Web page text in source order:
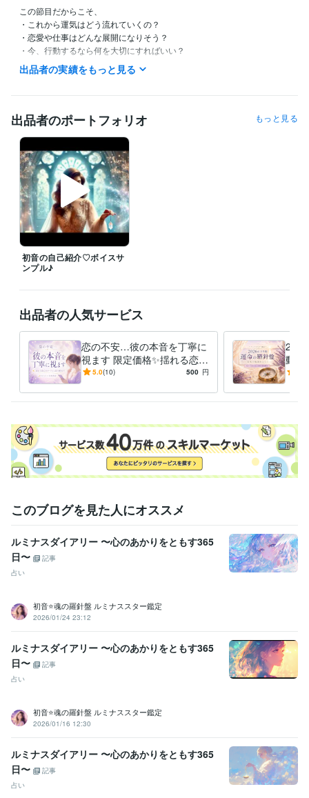
この節目だからこそ、
・これから運気はどう流れていくの？
・恋愛や仕事はどんな展開になりそう？
・今、行動するなら何を大切にすればいい？
七夕の特別なエネルギーを味方につけてらあなたらしい未来への一歩を
✧ 待機・ご相談につきまして
この時間に相談できますか？
待機予定を知りたいです
などございましたら、
お気軽にメッセージくださいね✨
深夜帯は直接お電話いただく方がスムーズです✨
✧ テキスト鑑定は随時受付中 ✧
24時間いつでもご依頼いただけます。
ご返信までお時間をいただく場合もございますが、
いただいたメッセージはすべて大切に拝見しております。安心してお問
い合わせください✨
これまでご縁をいただき、
ココナラプラチナランク12ヶ月連続キープを経験させていただきまし
た。
タロットと心をつなぐ対話の中で、
今のあなたに必要なメッセージを受け取り、
未来へ進むためのヒントを
一緒に見つけていきましょう✨
心よりお待ちしております♡
経験職種
デザイナー / Webデザイナー 経験年数 : 1年
クリエイター / ライター・編集 経験年数 : 5年
ライフスタイル・その他 / 占い師 経験年数 : 32年
ライフスタイル・その他 / 講師・インストラクター
受賞歴
教室開業20周年記念表彰 ココナラ　シルバーランク達成 八方塞が
りから人生逆転！占い✕副業で希望自由を手に入れる方法 kindle出
ビジネス・クリエイティブツール
Numbers:4年Pages:4年ChatGPT:1年CapCut:1年iMovie:3年
Canva:4年
占い 鑑定
悩み相談・カウンセリング
出品者の実績をもっと見る
出品者のポートフォリオ もっと見る
初音の自己紹介♡ボイスサ
ンプル♪
出品者の人気サービス
恋の不安…彼の本音を丁寧に
視ます 限定価格✨揺れる恋心
をカードから潜在意識リーデ
5.0(10) 500 円
動く
愛・
このブログを見た人にオススメ
ルミナスダイアリー 〜心のあかりをともす365
日〜
記事
占い
初音⭐️魂の羅針盤 ルミナススター鑑定
2026/01/24 23:12
ルミナスダイアリー 〜心のあかりをともす365
日〜
記事
占い
初音⭐️魂の羅針盤 ルミナススター鑑定
2026/01/16 12:30
ルミナスダイアリー 〜心のあかりをともす365
日〜
記事
占い